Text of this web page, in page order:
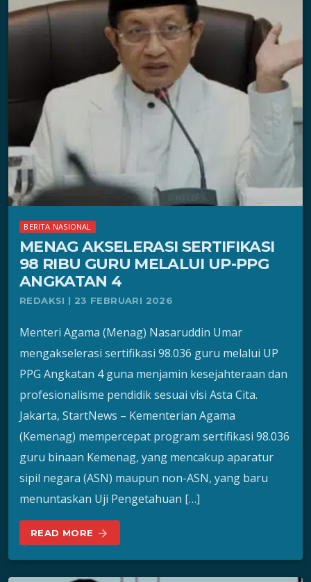
BERITA NASIONAL
MENAG AKSELERASI SERTIFIKASI
98 RIBU GURU MELALUI UP-PPG
ANGKATAN 4
REDAKSI | 23 FEBRUARI 2026
Menteri Agama (Menag) Nasaruddin Umar
mengakselerasi sertifikasi 98.036 guru melalui UP
PPG Angkatan 4 guna menjamin kesejahteraan dan
profesionalisme pendidik sesuai visi Asta Cita.
Jakarta, StartNews – Kementerian Agama
(Kemenag) mempercepat program sertifikasi 98.036
guru binaan Kemenag, yang mencakup aparatur
sipil negara (ASN) maupun non-ASN, yang baru
menuntaskan Uji Pengetahuan […]
READ MORE arrow_forward